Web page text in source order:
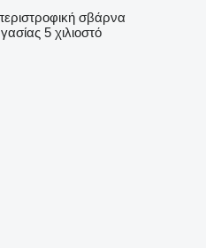
σβάρνα
5 χιλιοστό